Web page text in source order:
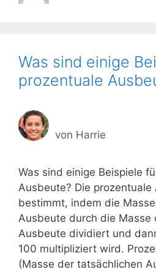
Was sind einige
prozentuale
von Harrie
Was sind einige Beispiele
Ausbeute? Die
bestimmt, indem die
Ausbeute durch die Masse
Ausbeute dividiert und
100 multipliziert wird.
(Masse der tatsächlichen